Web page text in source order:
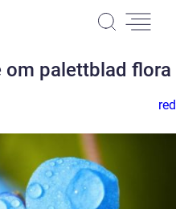
om palettblad flora